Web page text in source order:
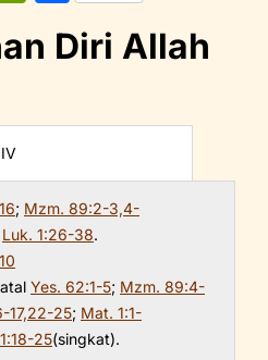
tF
e
dl
y
h
ar
Diri Allah
; Mzm. 89:2-3,4-
Luk. 1:26-38.
Yes. 62:1-5; Mzm. 89:4-
17,22-25; Mat. 1:1-
25(singkat).